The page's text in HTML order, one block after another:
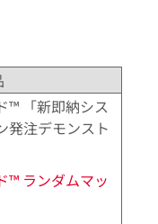
™ 「新即納シス
発注デモンスト
™ ランダムマッ